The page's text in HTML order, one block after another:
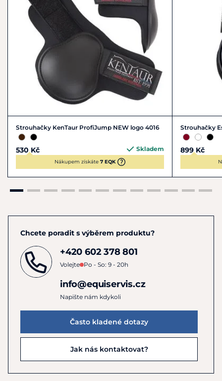
Strouhačky KenTaur ProfiJump NEW logo 4016
530 Kč Skladem
Nákupem získáte 7 EQK
Strouhačky
899 Kč
Chcete poradit s výběrem produktu?
+420 602 378 801
Volejte Po - So: 9 - 20h
info@equiservis.cz
Napište nám kdykoli
Často kladené dotazy
Jak nás kontaktovat?